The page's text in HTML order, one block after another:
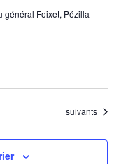
général Foixet, Pézilla-
Évènements
suivants